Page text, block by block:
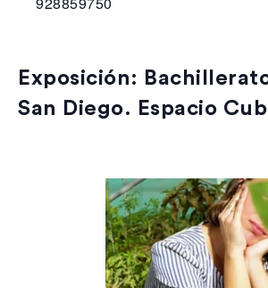
Exposición:
San Diego. Espacio